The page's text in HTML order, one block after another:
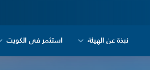
نبذة عن الهيئة استثمر في الكويت